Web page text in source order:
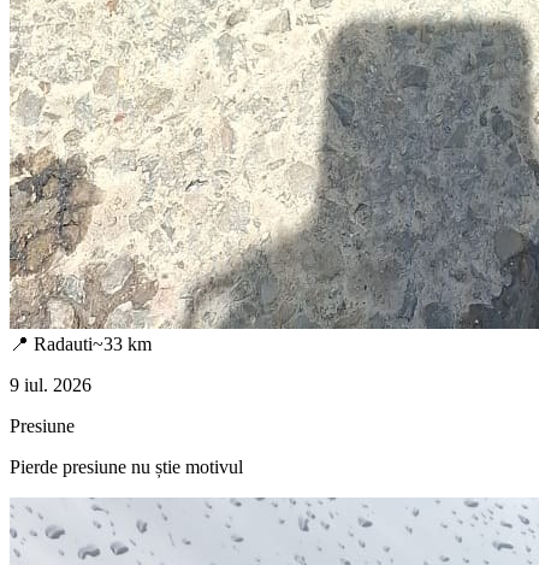
📍 Radauti~33 km
9 iul. 2026
Presiune
Pierde presiune nu știe motivul